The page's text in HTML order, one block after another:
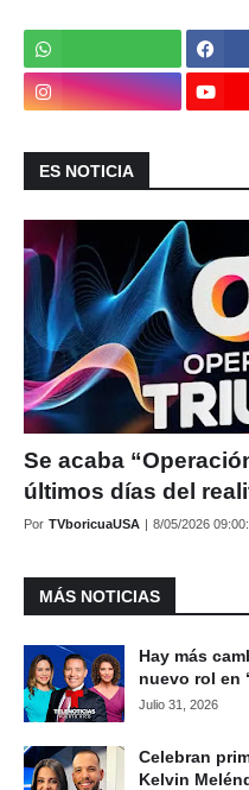
ES NOTICIA
Se acaba
últimos días del
Por TVboricuaUSA | 8/05/2026
MÁS NOTICIAS
Hay más
nuevo rol en
Julio 31, 2026
Celebran
Kelvin